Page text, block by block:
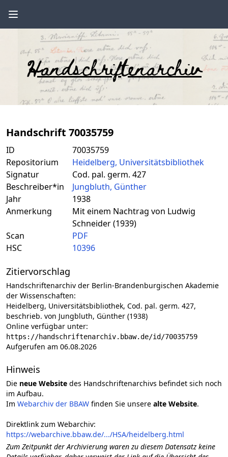
Handschriftenarchiv
Handschrift 70035759
ID
70035759
Repositorium
Heidelberg, Universitätsbibliothek
Signatur
Cod. pal. germ. 427
Beschreiber*in
Jungbluth, Günther
Jahr
1938
Anmerkung
Mit einem Nachtrag von Ludwig
Schneider (1939)
Scan
PDF
HSC
10396
Zitiervorschlag
Handschriftenarchiv der Berlin-Brandenburgischen Akademie
der Wissenschaften:
Heidelberg, Universitätsbibliothek, Cod. pal. germ. 427,
beschrieb. von Jungbluth, Günther (1938)
Online verfügbar unter:
https://handschriftenarchiv.bbaw.de/id/70035759
Aufgerufen am 06.08.2026
Hinweis
Die neue Website des Handschriftenarchivs befindet sich noch
im Aufbau.
Im Webarchiv der BBAW finden Sie unsere alte Website.
Direktlink zum Webarchiv:
https://webarchive.bbaw.de/.../HSA/heidelberg.html
Zum Zeitpunkt der Archivierung waren zu diesem Datensatz keine